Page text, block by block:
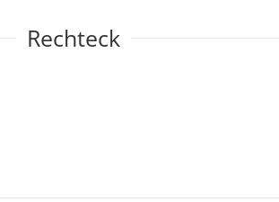
Rechteck